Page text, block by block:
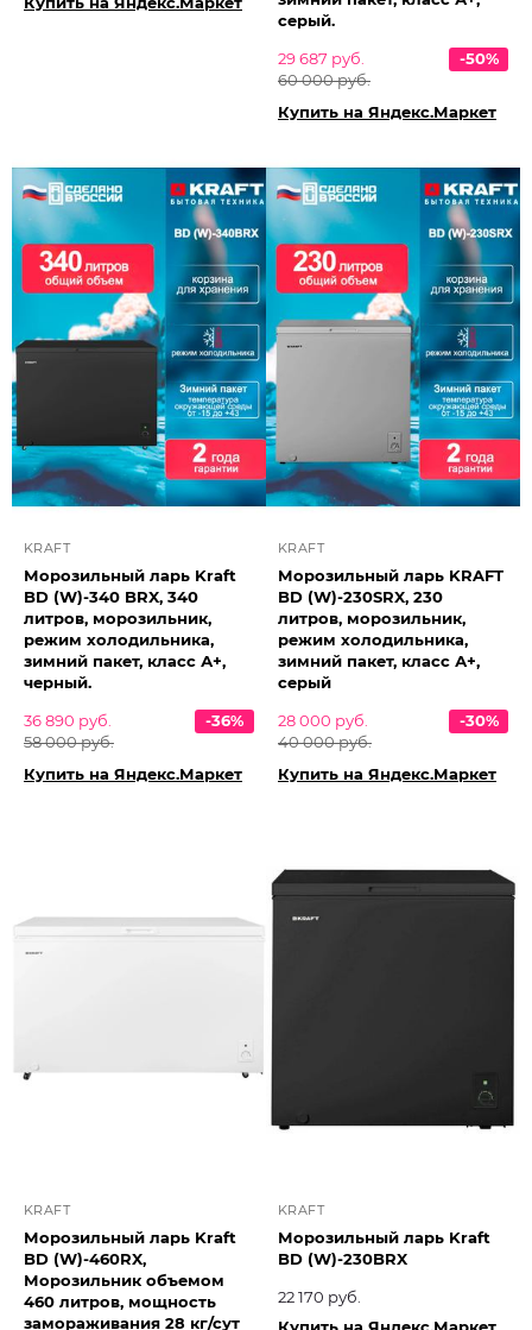
серый.
29 687 руб.
60 000 руб.
-50%
Купить на Яндекс.Маркет
KRAFT
Морозильный ларь Kraft
BD (W)-340 BRX, 340
литров, морозильник,
режим холодильника,
зимний пакет, класс А+,
черный.
36 890 руб.
58 000 руб.
-36%
Купить на Яндекс.Маркет
KRAFT
Морозильный ларь KRAFT
BD (W)-230SRX, 230
литров, морозильник,
режим холодильника,
зимний пакет, класс А+,
серый
28 000 руб.
40 000 руб.
-30%
Купить на Яндекс.Маркет
KRAFT
Морозильный ларь Kraft
BD (W)-460RX,
Морозильник объемом
460 литров, мощность
замораживания 28 кг/сут
KRAFT
Морозильный ларь Kraft
BD (W)-230BRX
22 170 руб.